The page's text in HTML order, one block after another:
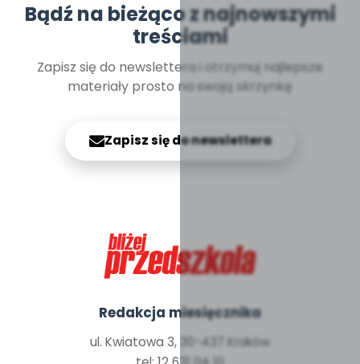
Bądź na bieżąco z najnowszymi
treściami
Zapisz się do newslettera i otrzymuj najlepsze
materiały prosto na swoją skrzynkę
Zapisz się do newslettera
Redakcja miesięcznika
ul. Kwiatowa 3, 30-437 Kraków